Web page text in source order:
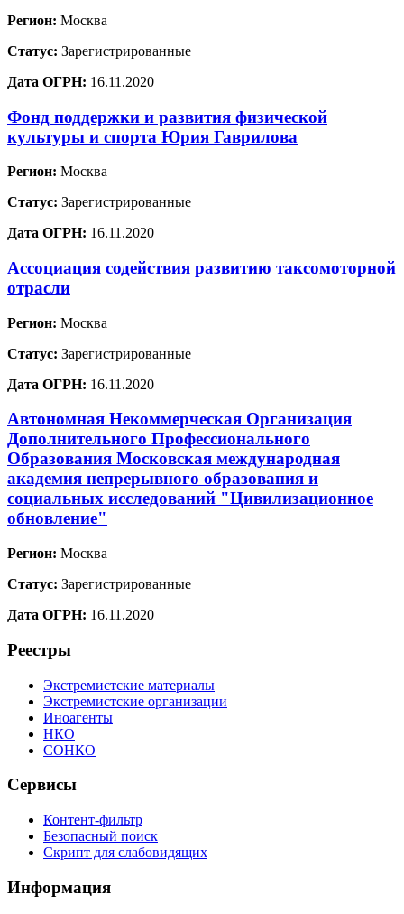
Регион: Москва
Статус: Зарегистрированные
Дата ОГРН: 16.11.2020
Фонд поддержки и развития физической
культуры и спорта Юрия Гаврилова
Регион: Москва
Статус: Зарегистрированные
Дата ОГРН: 16.11.2020
Ассоциация содействия развитию таксомоторной
отрасли
Регион: Москва
Статус: Зарегистрированные
Дата ОГРН: 16.11.2020
Автономная Некоммерческая Организация
Дополнительного Профессионального
Образования Московская международная
академия непрерывного образования и
социальных исследований "Цивилизационное
обновление"
Регион: Москва
Статус: Зарегистрированные
Дата ОГРН: 16.11.2020
Реестры
Экстремистские материалы
Экстремистские организации
Иноагенты
НКО
СОНКО
Сервисы
Контент-фильтр
Безопасный поиск
Скрипт для слабовидящих
Информация